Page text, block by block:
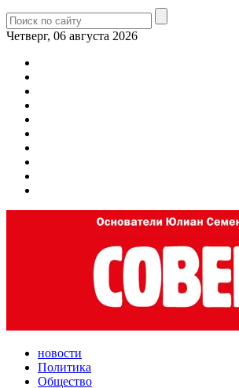
Четверг, 06 августа 2026
новости
Политика
Общество